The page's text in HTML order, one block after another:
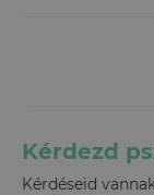
Kérdezd
Kérdéseid